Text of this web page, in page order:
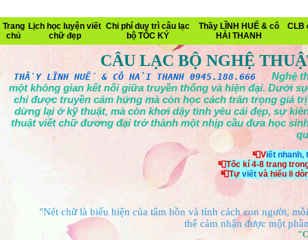
Trang
chủ
Lịch học luyện viết
chữ đẹp
Chi phí duy trì câu lạc
bộ TỐC KÝ
Thầy LĨNH HUẾ & cô
HẢI THANH
CLB
CÂU LẠC BỘ NGHỆ
THẦY LĨNH HUẾ & CÔ HẢI THANH 0945.188.666
Nghệ
một không gian kết nối giữa truyền thống và hiện đại. Dưới
chỉ được truyền cảm hứng mà còn học cách trân trọng giá
dừng lại ở kỹ thuật, mà còn khơi dậy tình yêu cái đẹp, sự
thuật viết chữ đương đại trở thành một nhịp cầu đưa học
📮Viết nhanh,
📮Tốc kí 4-8 trang
📮Tựviết và hiểu li
"Nét chữ là biểu hiện của tâm hồn và tính cách con người,
thể cảm nhận được một